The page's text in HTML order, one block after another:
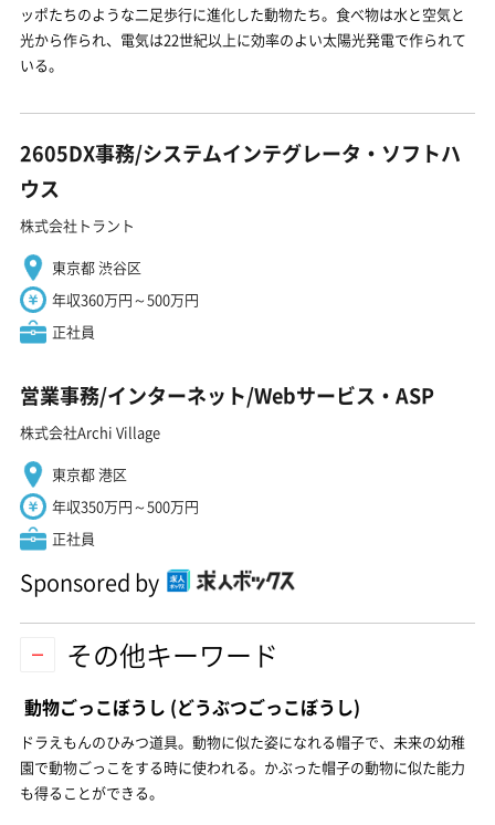
ッポたちのような二足歩行に進化した動物たち。食べ物は水と空気と
光から作られ、電気は22世紀以上に効率のよい太陽光発電で作られて
いる。
2605DX事務/システムインテグレータ・ソフトハ
ウス
株式会社トラント
東京都 渋谷区
年収360万円～500万円
正社員
営業事務/インターネット/Webサービス・ASP
株式会社Archi Village
東京都 港区
年収350万円～500万円
正社員
Sponsored by
その他キーワード
動物ごっこぼうし (どうぶつごっこぼうし)
ドラえもんのひみつ道具。動物に似た姿になれる帽子で、未来の幼稚
園で動物ごっこをする時に使われる。かぶった帽子の動物に似た能力
も得ることができる。